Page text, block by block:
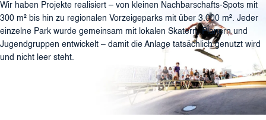
Wir haben Projekte realisiert – von kleinen Nachbarschafts-Spots mit
300 m² bis hin zu regionalen Vorzeigeparks mit über 3.000 m². Jeder
einzelne Park wurde gemeinsam mit lokalen Skatern, Planern und
Jugendgruppen entwickelt – damit die Anlage tatsächlich genutzt wird
und nicht leer steht.